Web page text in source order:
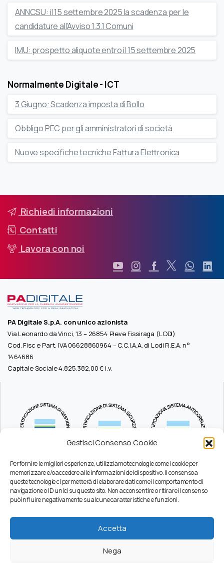
Gestisci Consenso Cookie
Per fornire le migliori esperienze, utilizziamo tecnologie come i cookie per
memorizzare e/o accedere alle informazioni del dispositivo. Il consenso a
queste tecnologie ci permetterà di elaborare dati come il comportamento di
navigazione o ID unici su questo sito. Non acconsentire o ritirare il consenso
può influire negativamente su alcune caratteristiche e funzioni.
Accetta
Nega
ANNCSU: il 15 settembre 2025 la scadenza per le
candidature all’Avviso 1.3.1 Comuni
IMU: prospetto aliquote entro il 15 settembre 2025
Normalmente Digitale - ICT
3 Giugno: Scadenza imposta di Bollo
Obbligo PEC per gli amministratori di società
Nuove specifiche tecniche Fattura Elettronica
Richiedi informazioni
Contatti
Lavora con noi
PA Digitale S.p.A. con unico azionista
Via Leonardo da Vinci, 13 – 26854 Pieve Fissiraga (LODI)
Cod. Fisc e Part. IVA 06628860964 – C.C.I.A.A. di Lodi R.E.A. n°
1464686
Capitale Sociale 4.825.382,00 € i.v.
Durc
Pec
Certificazioni
Modello Organizzativo